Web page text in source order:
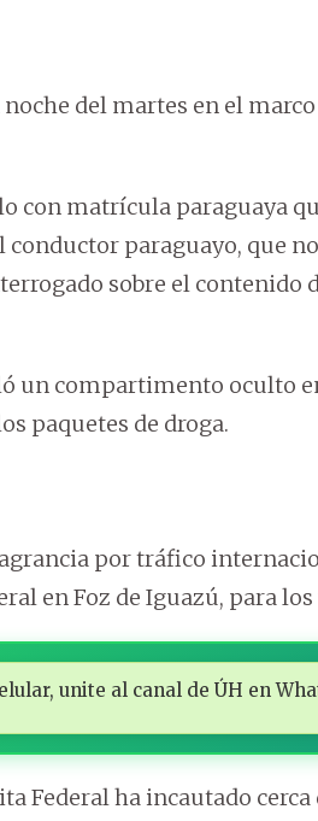
del martes en el
con matrícula paraguaya
conductor paraguayo, que
sobre el contenido
un compartimento oculto
paquetes de droga.
por tráfico
en Foz de Iguazú, para
unite al canal de ÚH en
Federal ha incautado